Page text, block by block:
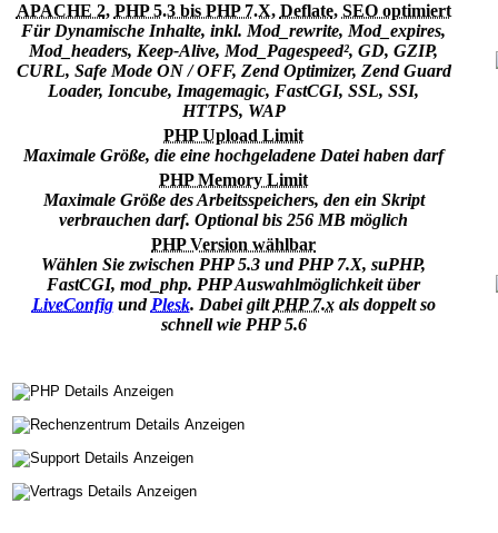
APACHE 2, PHP 5.3 bis PHP 7.X, Deflate, SEO optimiert
Für Dynamische Inhalte, inkl. Mod_rewrite, Mod_expires,
Mod_headers, Keep-Alive, Mod_Pagespeed², GD, GZIP,
CURL, Safe Mode ON / OFF, Zend Optimizer, Zend Guard
Loader, Ioncube, Imagemagic, FastCGI, SSL, SSI,
HTTPS, WAP
PHP Upload Limit
Maximale Größe, die eine hochgeladene Datei haben darf
PHP Memory Limit
Maximale Größe des Arbeitsspeichers, den ein Skript
verbrauchen darf. Optional bis 256 MB möglich
PHP Version wählbar
Wählen Sie zwischen PHP 5.3 und PHP 7.X, suPHP,
FastCGI, mod_php. PHP Auswahlmöglichkeit über
LiveConfigund Plesk. Dabei gilt PHP 7.xals doppelt so
schnell wie PHP 5.6